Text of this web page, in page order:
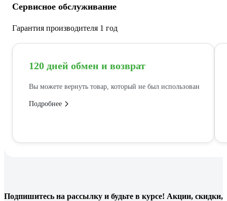
Сервисное обслуживание
Гарантия производителя 1 год
120 дней обмен и возврат
Вы можете вернуть товар, который не был использован
Подробнее
Подпишитесь на рассылку и будьте в курсе! Акции, скидки,